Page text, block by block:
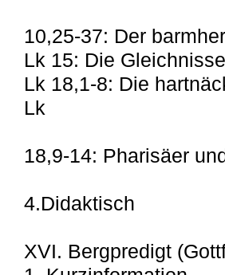
10,25-37: Der
Lk 15: Die
Lk 18,1-8: Die
Lk
18,9-14: Pharisäer
4.Didaktisch
XVI. Bergpredigt